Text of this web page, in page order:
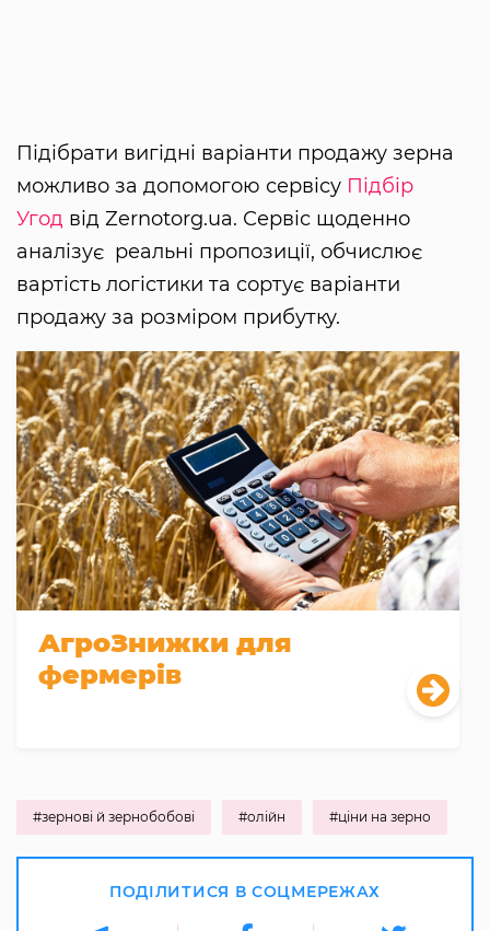
Підібрати вигідні варіанти продажу зерна
можливо за допомогою сервісу Підбір
Угод від Zernotorg.ua. Сервіс щоденно
аналізує реальні пропозиції, обчислює
вартість логістики та сортує варіанти
продажу за розміром прибутку.
АгроЗнижки для
фермерів
#зернові й зернобобові #олійн #ціни на зерно
ПОДІЛИТИСЯ В СОЦМЕРЕЖАХ